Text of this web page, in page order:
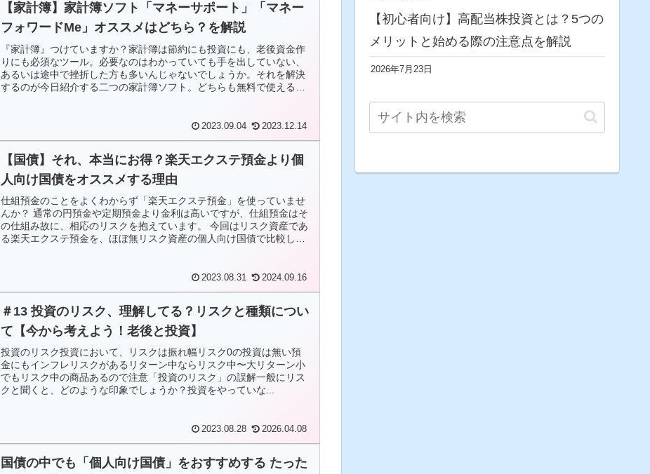
【家計簿】家計簿ソフト「マネーサポート」「マネー
フォワードMe」オススメはどちら？を解説
『家計簿』つけていますか？家計簿は節約にも投資にも、老後資金作
りにも必須なツール。必要なのはわかっていても手を出していない、
あるいは途中で挫折した方も多いんじゃないでしょうか。それを解決
するのが今日紹介する二つの家計簿ソフト。どちらも無料で使える優
2023.09.04 2023.12.14
【国債】それ、本当にお得？楽天エクステ預金より個
人向け国債をオススメする理由
仕組預金のことをよくわからず「楽天エクステ預金」を使っていませ
んか？ 通常の円預金や定期預金より金利は高いですが、仕組預金はそ
の仕組み故に、相応のリスクを抱えています。 今回はリスク資産であ
る楽天エクステ預金を、ほぼ無リスク資産の個人向け国債で比較して
2023.08.31 2024.09.16
＃13 投資のリスク、理解してる？リスクと種類につい
て【今から考えよう！老後と投資】
投資のリスク投資において、リスクは振れ幅リスク0の投資は無い預
金にもインフレリスクがあるリターン中ならリスク中〜大リターン小
でもリスク中の商品あるので注意「投資のリスク」の誤解一般にリス
クと聞くと、どのような印象でしょうか？投資をやっていな...
2023.08.28 2026.04.08
国債の中でも「個人向け国債」をおすすめする たった
【初心者向け】高配当株投資とは？5つの
メリットと始める際の注意点を解説
2026年7月23日